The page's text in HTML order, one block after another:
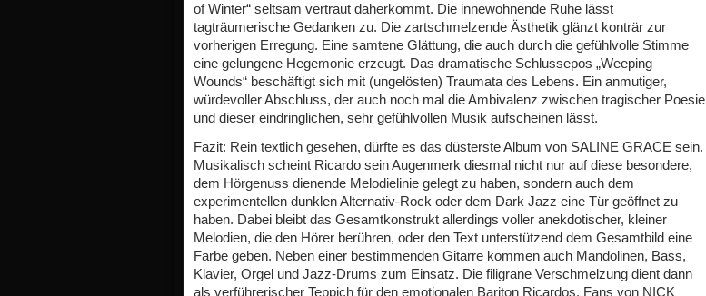
of Winter“ seltsam vertraut daherkommt. Die innewohnende Ruhe lässt
tagträumerische Gedanken zu. Die zartschmelzende Ästhetik glänzt konträr zur
vorherigen Erregung. Eine samtene Glättung, die auch durch die gefühlvolle Stimme
eine gelungene Hegemonie erzeugt. Das dramatische Schlussepos „Weeping
Wounds“ beschäftigt sich mit (ungelösten) Traumata des Lebens. Ein anmutiger,
würdevoller Abschluss, der auch noch mal die Ambivalenz zwischen tragischer Poesie
und dieser eindringlichen, sehr gefühlvollen Musik aufscheinen lässt.
Fazit: Rein textlich gesehen, dürfte es das düsterste Album von SALINE GRACE sein.
Musikalisch scheint Ricardo sein Augenmerk diesmal nicht nur auf diese besondere,
dem Hörgenuss dienende Melodielinie gelegt zu haben, sondern auch dem
experimentellen dunklen Alternativ-Rock oder dem Dark Jazz eine Tür geöffnet zu
haben. Dabei bleibt das Gesamtkonstrukt allerdings voller anekdotischer, kleiner
Melodien, die den Hörer berühren, oder den Text unterstützend dem Gesamtbild eine
Farbe geben. Neben einer bestimmenden Gitarre kommen auch Mandolinen, Bass,
Klavier, Orgel und Jazz-Drums zum Einsatz. Die filigrane Verschmelzung dient dann
als verführerischer Teppich für den emotionalen Bariton Ricardos. Fans von NICK